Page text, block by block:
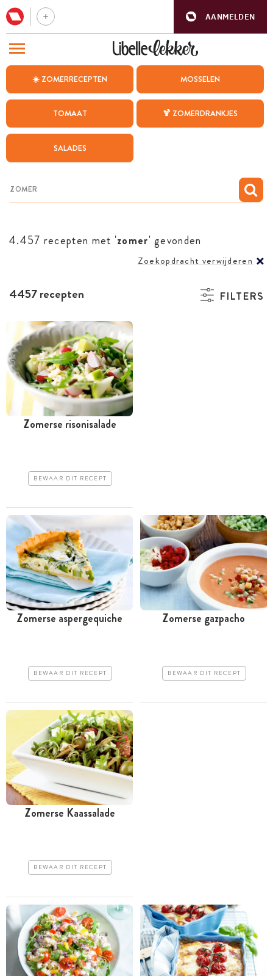
AANMELDEN
☀️ ZOMERRECEPTEN MOSSELEN
TOMAAT 🍹 ZOMERDRANKJES
SALADES
4.457 recepten met 'zomer' gevonden
Zoekopdracht verwijderen
4457 recepten FILTERS
Zomerse risonisalade
BEWAAR DIT RECEPT
Zomerse aspergequiche
BEWAAR DIT RECEPT
Zomerse gazpacho
BEWAAR DIT RECEPT
Zomerse Kaassalade
BEWAAR DIT RECEPT
BEZOEK ONZE ANDERE WEBSITES
WEEKMENU
CHAT MET MAIA
MIJN BEWAARDE RECEPTEN